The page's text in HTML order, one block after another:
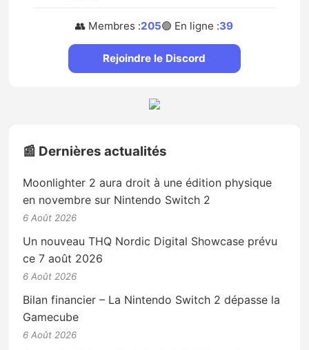
👥 Membres :205🟢 En ligne :39
Rejoindre le Discord
📰 Dernières actualités
Moonlighter 2 aura droit à une édition physique
en novembre sur Nintendo Switch 2
6 Août 2026
Un nouveau THQ Nordic Digital Showcase prévu
ce 7 août 2026
6 Août 2026
Bilan financier – La Nintendo Switch 2 dépasse la
Gamecube
6 Août 2026